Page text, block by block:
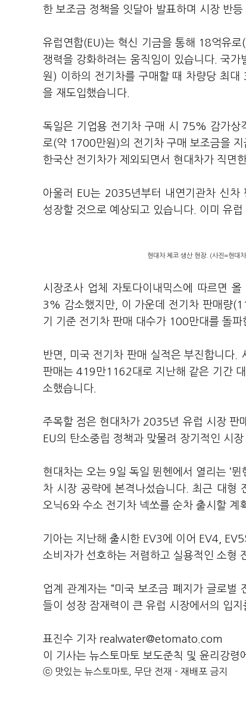
한 보조금 정책을 잇달아 발표하며 시장 반
유럽연합(EU)는 혁신 기금을 통해 18억유
쟁력을 강화하려는 움직임이 있습니다. 국
원) 이하의 전기차를 구매할 때 차량당 최
을 재도입했습니다.
독일은 기업용 전기차 구매 시 75% 감가상
로(약 1700만원)의 전기차 구매 보조금을
한국산 전기차가 제외되면서 현대차가 직면
아울러 EU는 2035년부터 내연기관차 신차
성장할 것으로 예상되고 있습니다. 이미 유
현대차 체코 생산 현장. (사진=현대
시장조사 업체 자토다이내믹스에 따르면
3% 감소했지만, 이 가운데 전기차 판매량
기 기준 전기차 판매 대수가 100만대를 돌파
반면, 미국 전기차 판매 실적은 부진합니다.
판매는 419만1162대로 지난해 같은 기간
소했습니다.
주목할 점은 현대차가 2035년 유럽 시장 판
EU의 탄소중립 정책과 맞물려 장기적인 시
현대차는 오는 9일 독일 뮌헨에서 열리는 ‘
차 시장 공략에 본격나섰습니다. 최근 대형
오닉6와 수소 전기차 넥쏘를 순차 출시할 계
기아는 지난해 출시한 EV3에 이어 EV4,
소비자가 선호하는 저렴하고 실용적인 소형
업계 관계자는 “미국 보조금 폐지가 글로벌
들이 성장 잠재력이 큰 유럽 시장에서의 입
표진수 기자 realwater@etomato.com
이 기사는 뉴스토마토 보도준칙 및 윤리강령
ⓒ 맛있는 뉴스토마토, 무단 전재 - 재배포 금지